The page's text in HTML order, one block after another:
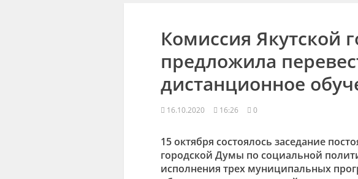
Комиссия Якутской
предложила
дистанционное
16.10.2020 16:26 0
15 октября состоялось заседание
городской Думы по социальной
исполнения трех муниципальных